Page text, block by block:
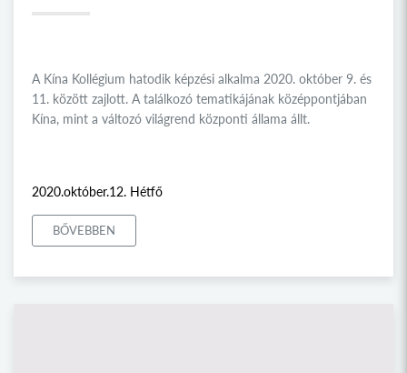
A Kína Kollégium hatodik képzési alkalma 2020. október 9. és
11. között zajlott. A találkozó tematikájának középpontjában
Kína, mint a változó világrend központi állama állt.
2020.október.12. Hétfő
BŐVEBBEN